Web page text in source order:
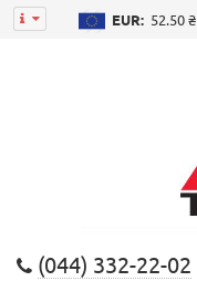
EUR: 52.50 ₴
(044) 332-22-02